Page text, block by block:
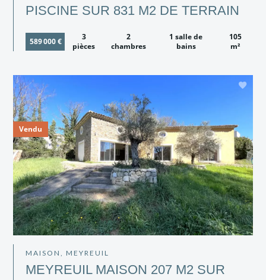
PISCINE SUR 831 M2 DE TERRAIN
589 000 €
3
pièces
2
chambres
1 salle de
bains
105
m²
MAISON, MEYREUIL
MEYREUIL MAISON 207 M2 SUR
Vendu